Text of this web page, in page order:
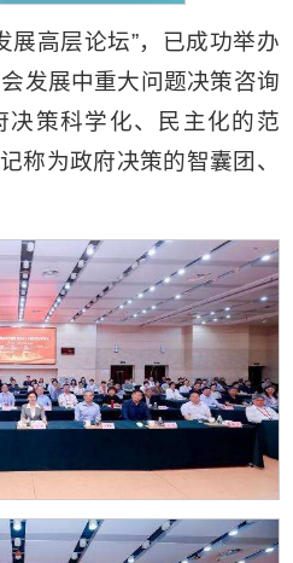
展高层论坛”，已成功举办
发展中重大问题决策咨询
决策科学化、民主化的范
称为政府决策的智囊团、